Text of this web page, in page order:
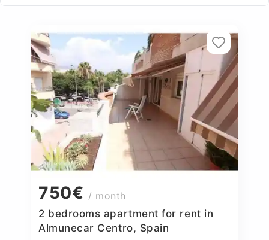
750€ / month
2 bedrooms apartment for rent in
Almunecar Centro, Spain